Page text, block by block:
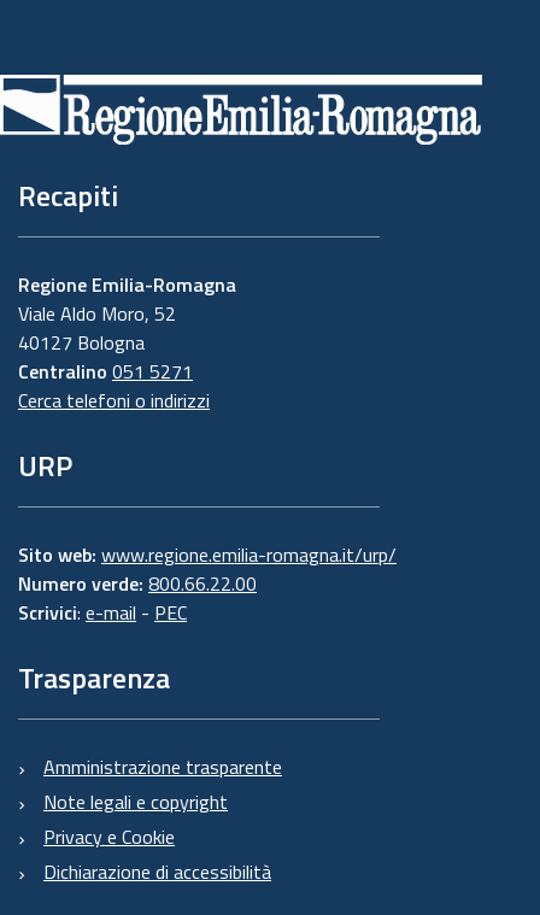
di
pagina
Recapiti
Regione Emilia-Romagna
Viale Aldo Moro, 52
40127 Bologna
Centralino 051 5271
Cerca telefoni o indirizzi
URP
Sito web: www.regione.emilia-romagna.it/urp/
Numero verde: 800.66.22.00
Scrivici: e-mail - PEC
Trasparenza
Amministrazione trasparente
Note legali e copyright
Privacy e Cookie
Dichiarazione di accessibilità